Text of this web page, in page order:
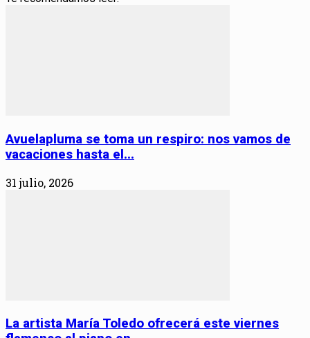
Avuelapluma se toma un respiro: nos vamos de
vacaciones hasta el...
31 julio, 2026
La artista María Toledo ofrecerá este viernes